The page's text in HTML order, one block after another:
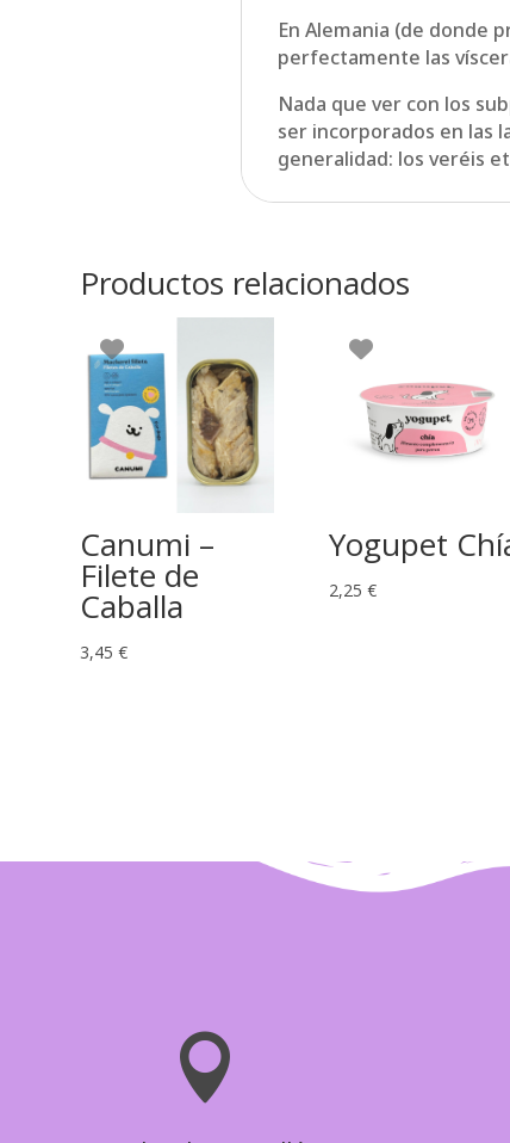
En Alemania (de donde
perfectamente las
Nada que ver con los
ser incorporados en las
generalidad: los veréis
Productos relacionados
Canumi –
Filete de
Caballa
3,45€
Yogupet
2,25€
